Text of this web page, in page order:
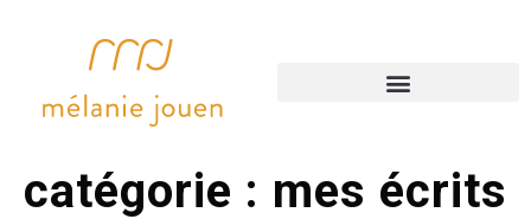
catégorie : mes écrits